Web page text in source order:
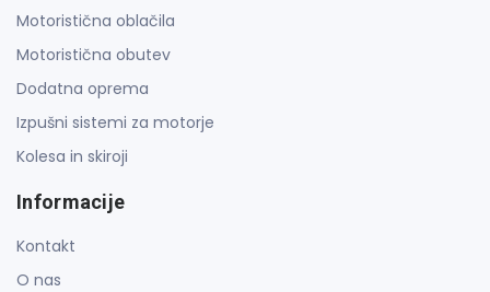
Motoristična oblačila
Motoristična obutev
Dodatna oprema
Izpušni sistemi za motorje
Kolesa in skiroji
Informacije
Kontakt
O nas